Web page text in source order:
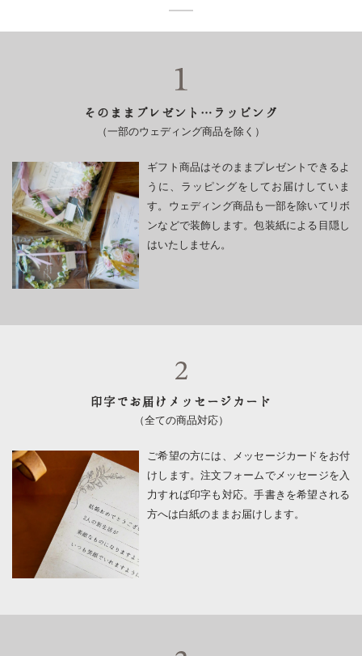
ラ
ス
テ
ィ
ッ
ク
な
ン
そのままプレゼント…ラッピング
（一部のウェディング商品を除く）
ギフト商品はそのままプレゼントできるよ
うに、ラッピングをしてお届けしていま
す。ウェディング商品も一部を除いてリボ
ンなどで装飾します。包装紙による目隠し
はいたしません。
印字でお届けメッセージカード
（全ての商品対応）
ご希望の方には、メッセージカードをお付
けします。注文フォームでメッセージを入
力すれば印字も対応。手書きを希望される
方へは白紙のままお届けします。